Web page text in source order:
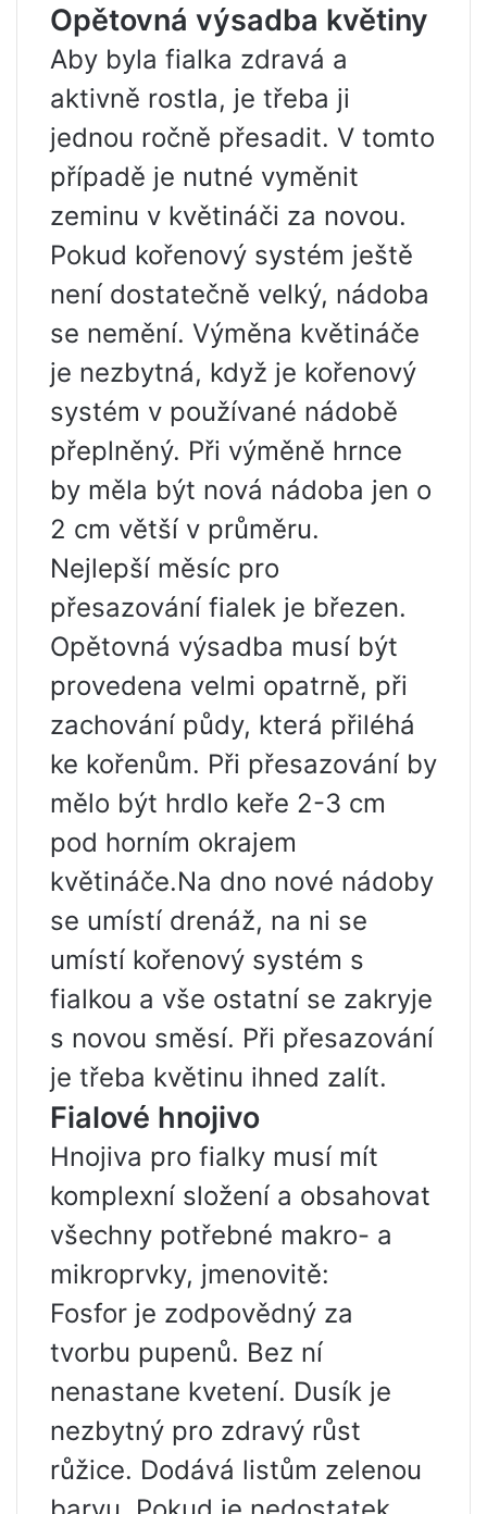
Opětovná výsadba květiny
Aby byla fialka zdravá a
aktivně rostla, je třeba ji
jednou ročně přesadit. V tomto
případě je nutné vyměnit
zeminu v květináči za novou.
Pokud kořenový systém ještě
není dostatečně velký, nádoba
se nemění. Výměna květináče
je nezbytná, když je kořenový
systém v používané nádobě
přeplněný. Při výměně hrnce
by měla být nová nádoba jen o
2 cm větší v průměru.
Nejlepší měsíc pro
přesazování fialek je březen.
Opětovná výsadba musí být
provedena velmi opatrně, při
zachování půdy, která přiléhá
ke kořenům. Při přesazování by
mělo být hrdlo keře 2-3 cm
pod horním okrajem
květináče.Na dno nové nádoby
se umístí drenáž, na ni se
umístí kořenový systém s
fialkou a vše ostatní se zakryje
s novou směsí. Při přesazování
je třeba květinu ihned zalít.
Fialové hnojivo
Hnojiva pro fialky musí mít
komplexní složení a obsahovat
všechny potřebné makro- a
mikroprvky, jmenovitě:
Fosfor je zodpovědný za
tvorbu pupenů. Bez ní
nenastane kvetení. Dusík je
nezbytný pro zdravý růst
růžice. Dodává listům zelenou